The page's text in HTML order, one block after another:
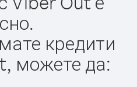
кредити
можете да: